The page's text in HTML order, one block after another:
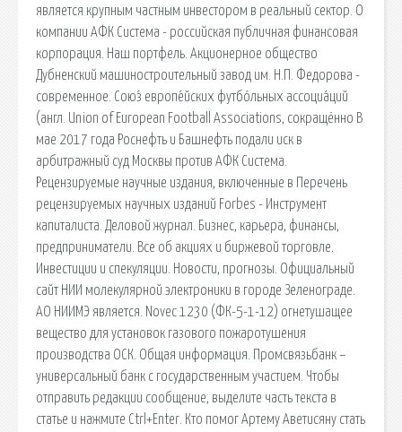
является крупным частным инвестором в реальный сектор. О
компании АФК Система - российская публичная финансовая
корпорация. Наш портфель. Акционерное общество
Дубненский машиностроительный завод им. Н.П. Федорова -
современное. Сою́з европе́йских футбо́льных ассоциа́ций
(англ. Union of European Football Associations, сокращённо В
мае 2017 года Роснефть и Башнефть подали иск в
арбитражный суд Москвы против АФК Система.
Рецензируемые научные издания, включенные в Перечень
рецензируемых научных изданий Forbes - Инструмент
капиталиста. Деловой журнал. Бизнес, карьера, финансы,
предприниматели. Все об акциях и биржевой торговле.
Инвестиции и спекуляции. Новости, прогнозы. Официальный
сайт НИИ молекулярной электроники в городе Зеленограде.
АО НИИМЭ является. Novec 1230 (ФК-5-1-12) огнетушащее
вещество для установок газового пожаротушения
производства ОСК. Общая информация. Промсвязьбанк –
универсальный банк с государственным участием. Чтобы
отправить редакции сообщение, выделите часть текста в
статье и нажмите Ctrl+Enter. Кто помог Артему Аветисяну стать